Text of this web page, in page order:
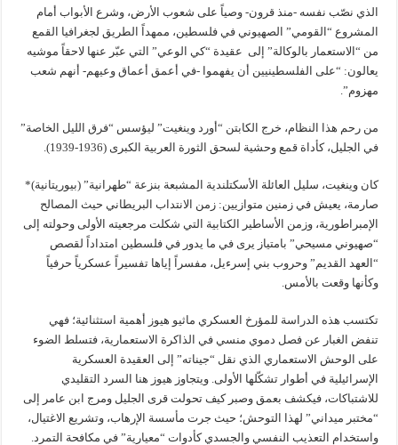
الذي نصّب نفسه -منذ قرون- وصياً على شعوب الأرض، وشرع الأبواب أمام
المشروع “القومي” الصهيوني في فلسطين، ممهداً الطريق لجغرافيا القمع
من “الاستعمار بالوكالة” إلى عقيدة “كي الوعي” التي عبّر عنها لاحقاً موشيه
يعالون: “على الفلسطينيين أن يفهموا -في أعمق أعماق وعيهم- أنهم شعب
مهزوم”.
من رحم هذا النظام، خرج الكابتن “أورد وينغيت” ليؤسس “فرق الليل الخاصة”
في الجليل، كأداة قمع وحشية لسحق الثورة العربية الكبرى (1936-1939).
كان وينغيت، سليل العائلة الأسكتلندية المشبعة بنزعة “طهرانية” (بيوريتانية)*
صارمة، يعيش في زمنين متوازيين: زمن الانتداب البريطاني حيث المصالح
الإمبراطورية، وزمن الأساطير الكتابية التي شكلت مرجعيته الأولى وحولته إلى
“صهيوني مسيحي” بامتياز يرى في ما يدور في فلسطين امتداداً لقصص
“العهد القديم” وحروب بني إسرءيل، مفسراً إياها تفسيراً عسكرياً حرفياً
وكأنها وقعت بالأمس.
تكتسب هذه الدراسة للمؤرخ العسكري ماثيو هيوز أهمية استثنائية؛ فهي
تنفض الغبار عن فصل دموي منسي في الذاكرة الاستعمارية، فتسلط الضوء
على الوحش الاستعماري الذي نقل “جيناته” إلى العقيدة العسكرية
الإسرائيلية في أطوار تشكّلها الأولى. ويتجاوز هيوز هنا السرد التقليدي
للاشتباكات، فيكشف بعمق وصبر كيف تحولت قرى الجليل ومرج ابن عامر إلى
“مختبر ميداني” لهذا التوحش؛ حيث جرت مأسسة الإرهاب، وتشريع الاغتيال،
واستخدام التعذيب النفسي والجسدي كأدوات “معيارية” في مكافحة التمرد.